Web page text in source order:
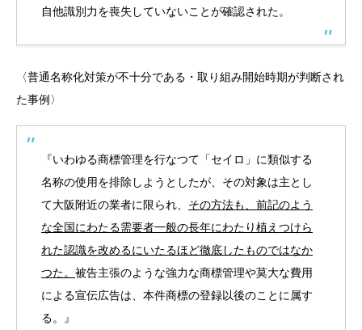
自他識別力を喪失していないことが確認された。
〈普通名称化対策が不十分である・取り組み開始時期が判断され
た事例〉
『いわゆる商標管理を行なつて「セイロ」に類似する
名称の使用を排除しようとしたが、その対象は主とし
て大阪附近の業者に限られ、 その方法も、前記のよう
な全国にわたる需要者一般の長年にわたり植えつけら
れた認識を改めるにいたるほど徹底したものではなか
つた。 被告主張のような強力な商標管理や莫大な費用
による宣伝広告は、本件商標の登録以後のことに属す
る。』